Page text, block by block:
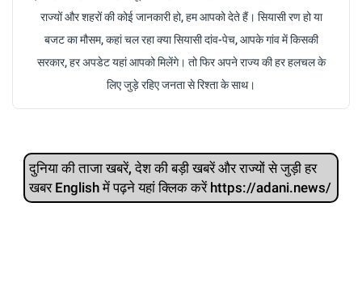
राज्यों और शहरों की कोई जानकारी हो, हम आपको देते हैं। सियासी रण हो या
बजट का मौसम, कहां चल रहा क्या सियासी दांव-पेच, आपके गांव में किसकी
सरकार, हर अपडेट यहां आपको मिलेंगे। तो फिर अपने राज्य की हर हलचल के
लिए जुड़े रहिए जनता से रिश्ता के साथ।
दुनिया की ताजा खबरें, देश की बड़ी खबरें और राज्‍यों से जुड़ी हर
खबर English में पढ़ने यहां क्लिक करें https://adani.news/